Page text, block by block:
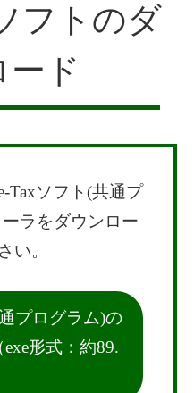
フトのダ
ード
Taxソフト(共通プ
ラをダウンロー
い。
プログラム)の
形式：約89.